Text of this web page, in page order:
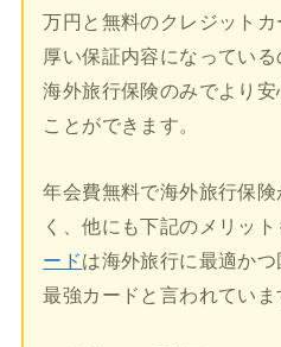
万円と無料のクレジット
厚い保証内容になっている
海外旅行保険のみでより安
ことができます。
年会費無料で海外旅行保
く、他にも下記のメリット
ードは海外旅行に最適か
最強カードと言われていま